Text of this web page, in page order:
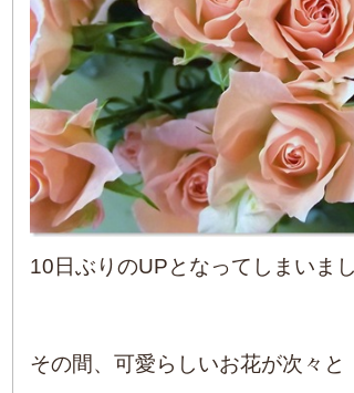
10日ぶりのUPとなってしまいま
その間、可愛らしいお花が次々と